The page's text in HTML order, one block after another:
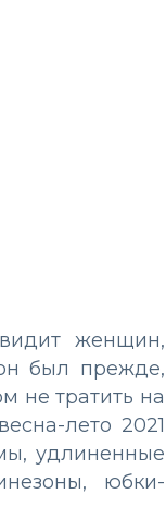
женщин,
был прежде,
не тратить на
лето 2021
удлиненные
юбки-